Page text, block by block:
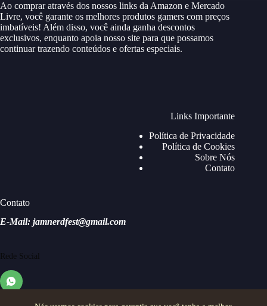
Ao comprar através dos nossos links da Amazon e Mercado
Livre, você garante os melhores produtos gamers com preços
imbatíveis! Além disso, você ainda ganha descontos
exclusivos, enquanto apoia nosso site para que possamos
continuar trazendo conteúdos e ofertas especiais.
Links Importante
Política de Privacidade
Política de Cookies
Sobre Nós
Contato
Contato
E-Mail: jamnerdfest@gmail.com
Rede Social